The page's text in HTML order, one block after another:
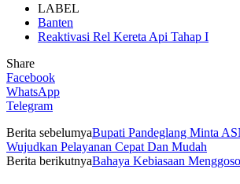
LABEL
Banten
Reaktivasi Rel Kereta Api Tahap I
Share
Facebook
WhatsApp
Telegram
Berita sebelumyaBupati Pandeglang Minta
Wujudkan Pelayanan Cepat Dan Mudah
Berita berikutnyaBahaya Kebiasaan